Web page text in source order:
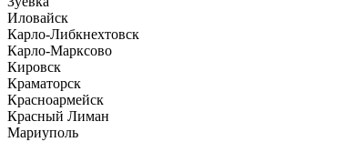
Иловайск
Карло-Либкнехтовск
Карло-Марксово
Кировск
Краматорск
Красноармейск
Красный Лиман
Мариуполь